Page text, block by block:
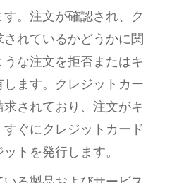
。注文が確認され、ク
れているかどうかに関
な注文を拒否またはキ
します。クレジットカー
求されており、注文がキ
ぐにクレジットカード
トを発行します。